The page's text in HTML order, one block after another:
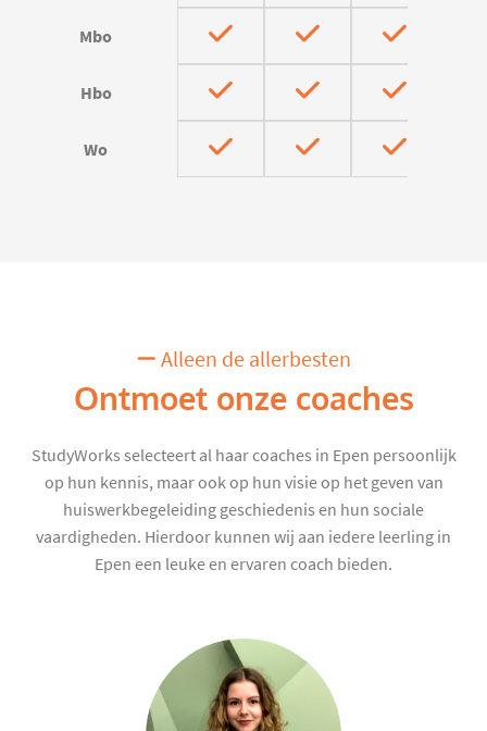
Mbo
Hbo
Wo
Alleen de allerbesten
Ontmoet onze coaches
StudyWorks selecteert al haar coaches in Epen persoonlijk
op hun kennis, maar ook op hun visie op het geven van
huiswerkbegeleiding geschiedenis en hun sociale
vaardigheden. Hierdoor kunnen wij aan iedere leerling in
Epen een leuke en ervaren coach bieden.